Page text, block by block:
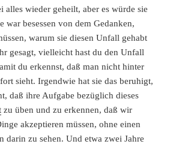
alles wieder geheilt, aber es würde sie
war besessen von dem Gedanken,
warum sie diesen Unfall gehabt
gesagt, vielleicht hast du den Unfall
du erkennst, daß man nicht hinter
sieht. Irgendwie hat sie das beruhigt,
daß ihre Aufgabe bezüglich dieses
zu üben und zu erkennen, daß wir
akzeptieren müssen, ohne einen
darin zu sehen. Und etwa zwei Jahre